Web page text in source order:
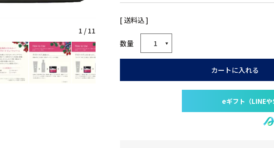
1 / 11
送料込
カートに入れる